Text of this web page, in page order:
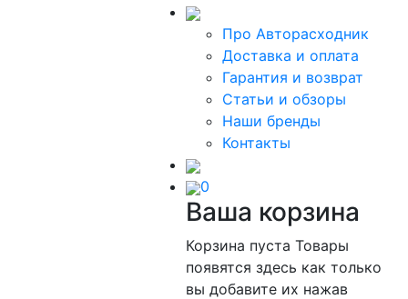
Про Авторасходник
Доставка и оплата
Гарантия и возврат
Статьи и обзоры
Наши бренды
Контакты
0
Ваша корзина
Корзина пустаТовары
появятся здесь как только
вы добавите их нажав